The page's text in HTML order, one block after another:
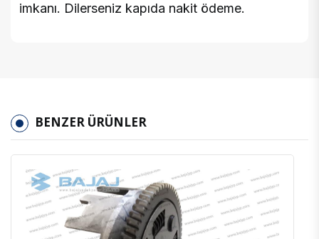
imkanı. Dilerseniz kapıda nakit ödeme.
BENZER ÜRÜNLER